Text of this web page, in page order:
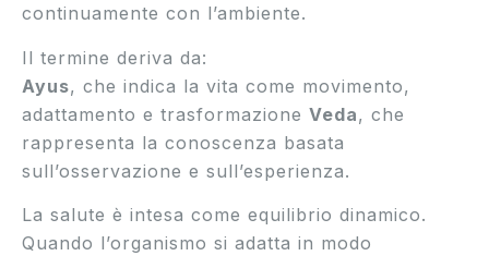
continuamente con l’ambiente.
Il termine deriva da:
Ayus, che indica la vita come movimento,
adattamento e trasformazione Veda, che
rappresenta la conoscenza basata
sull’osservazione e sull’esperienza.
La salute è intesa come equilibrio dinamico.
Quando l’organismo si adatta in modo